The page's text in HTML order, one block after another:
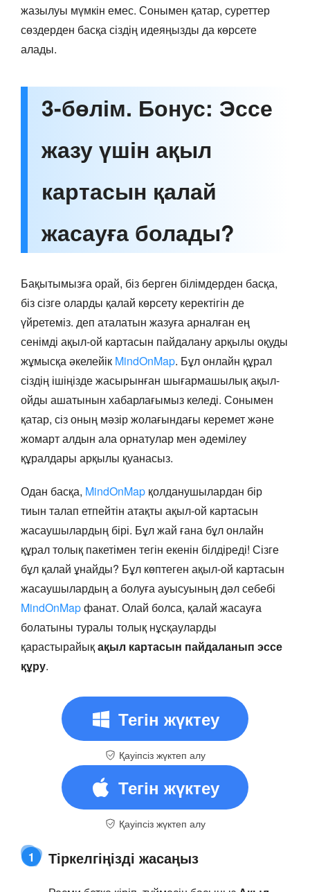
жазылуы мүмкін емес. Сонымен қатар, суреттер
сөздерден басқа сіздің идеяңызды да көрсете
алады.
3-бөлім. Бонус: Эссе
жазу үшін ақыл
картасын қалай
жасауға болады?
Бақытымызға орай, біз берген білімдерден басқа,
біз сізге оларды қалай көрсету керектігін де
үйретеміз. деп аталатын жазуға арналған ең
сенімді ақыл-ой картасын пайдалану арқылы оқуды
жұмысқа әкелейік MindOnMap. Бұл онлайн құрал
сіздің ішіңізде жасырынған шығармашылық ақыл-
ойды ашатынын хабарлағымыз келеді. Сонымен
қатар, сіз оның мәзір жолағындағы керемет және
жомарт алдын ала орнатулар мен әдемілеу
құралдары арқылы қуанасыз.
Одан басқа, MindOnMap қолданушылардан бір
тиын талап етпейтін атақты ақыл-ой картасын
жасаушылардың бірі. Бұл жай ғана бұл онлайн
құрал толық пакетімен тегін екенін білдіреді! Сізге
бұл қалай ұнайды? Бұл көптеген ақыл-ой картасын
жасаушылардың а болуға ауысуының дәл себебі
MindOnMapфанат. Олай болса, қалай жасауға
болатыны туралы толық нұсқауларды
қарастырайықақыл картасын пайдаланып эссе
құру.
Тегін жүктеу
Қауіпсіз жүктеп алу
Тегін жүктеу
Қауіпсіз жүктеп алу
1 Тіркелгіңізді жасаңыз